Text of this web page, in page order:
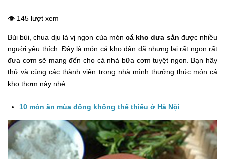
👁️ 145 lượt xem
Bùi bùi, chua dịu là vị ngon của món cá kho dưa sắn được nhiều
người yêu thích. Đây là món cá kho dân dã nhưng lại rất ngon rất
đưa cơm sẽ mang đến cho cả nhà bữa cơm tuyệt ngon. Bạn hãy
thử và cùng các thành viên trong nhà mình thưởng thức món cá
kho thơm này nhé.
10 món ăn mùa đông không thể thiếu ở Hà Nội